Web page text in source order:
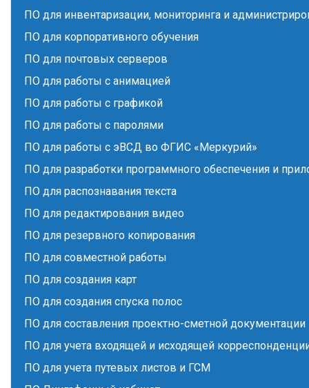
ПО для инвентаризации, мониторинга и
ПО для корпоративного обучения
ПО для почтовых серверов
ПО для работы с анимацией
ПО для работы с графикой
ПО для работы с паролями
ПО для работы с эВСД во ФГИС «Меркурий»
ПО для разработки программного обеспечения и
ПО для распознавания текста
ПО для редактирования видео
ПО для резервного копирования
ПО для совместной работы
ПО для создания карт
ПО для создания спуска полос
ПО для составления проектно-сметной документации
ПО для учета входящей и исходящей
ПО для учета путевых листов и ГСМ